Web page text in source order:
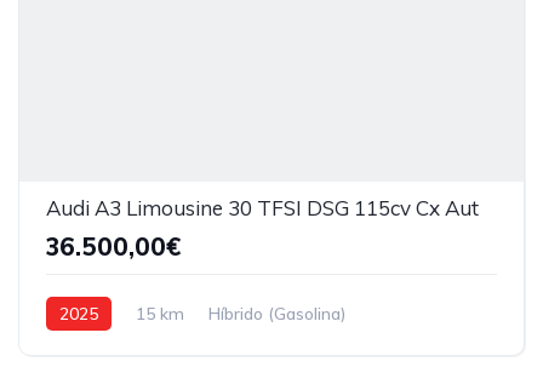
Audi A3 Limousine 30 TFSI DSG 115cv Cx Aut
36.500,00€
2025 15 km
Híbrido (Gasolina)